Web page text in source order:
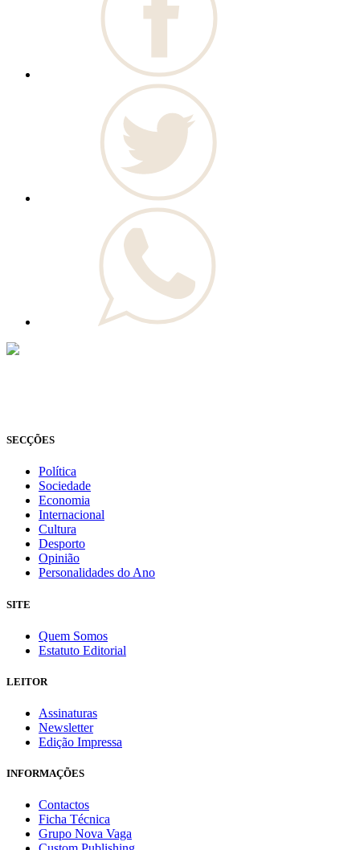
SECÇÕES
Política
Sociedade
Economia
Internacional
Cultura
Desporto
Opinião
Personalidades do Ano
SITE
Quem Somos
Estatuto Editorial
LEITOR
Assinaturas
Newsletter
Edição Impressa
INFORMAÇÕES
Contactos
Ficha Técnica
Grupo Nova Vaga